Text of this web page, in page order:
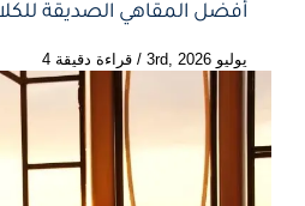
أفضل المقاهي الصديقة
يوليو 3rd, 2026 / قراءة دقيقة 4